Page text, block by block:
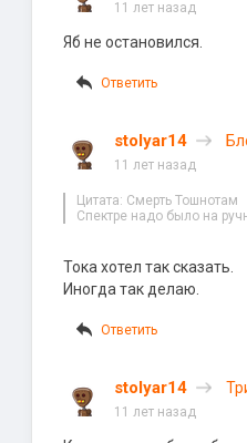
11 лет назад
Яб не остановился.
Ответить
stolyar14
11 лет назад
Цитата: Смерть Тошнотам
Спектре надо было на
Тока хотел так сказать.
Иногда так делаю.
Ответить
stolyar14
11 лет назад